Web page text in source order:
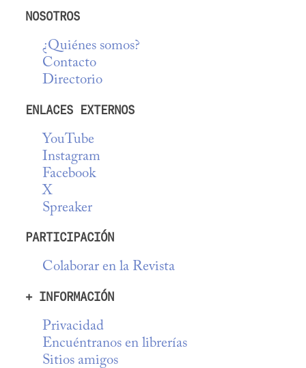
NOSOTROS
¿Quiénes somos?
Contacto
Directorio
ENLACES EXTERNOS
YouTube
Instagram
Facebook
X
Spreaker
PARTICIPACIÓN
Colaborar en la Revista
+ INFORMACIÓN
Privacidad
Encuéntranos en librerías
Sitios amigos